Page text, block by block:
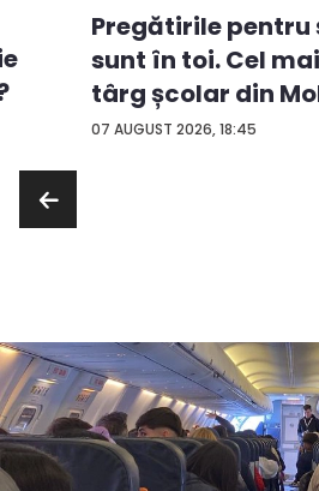
07 AUGUST 2026, 18:45
Pregătirile pentru
sunt în toi. Cel
târg școlar din
con...